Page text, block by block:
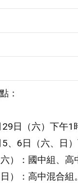
：
日（六）下午1
、6日（六、日
）：國中組、高
）：高中混合組。